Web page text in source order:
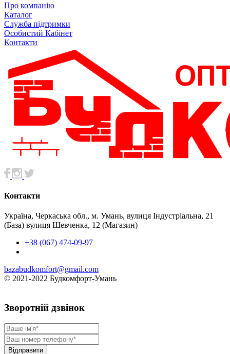
Про компанію
Каталог
Служба підтримки
Особистий Кабінет
Контакти
Контакти
Україна, Черкаська обл., м. Умань, вулиця Індустріальна, 21
(База) вулиця Шевченка, 12 (Магазин)
+38 (067) 474-09-97
bazabudkomfort@gmail.com
© 2021-2022 Будкомфорт-Умань
Зворотній дзвінок